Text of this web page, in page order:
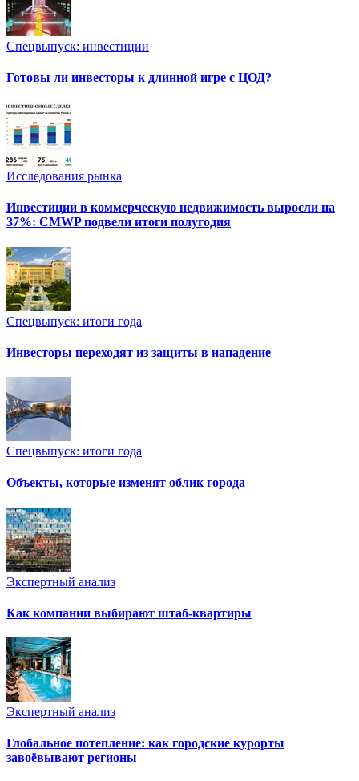
Спецвыпуск: инвестиции
Готовы ли инвесторы к длинной игре с ЦОД?
Исследования рынка
Инвестиции в коммерческую недвижимость выросли на
37%: CMWP подвели итоги полугодия
Спецвыпуск: итоги года
Инвесторы переходят из защиты в нападение
Спецвыпуск: итоги года
Объекты, которые изменят облик города
Экспертный анализ
Как компании выбирают штаб-квартиры
Экспертный анализ
Глобальное потепление: как городские курорты
завоёвывают регионы